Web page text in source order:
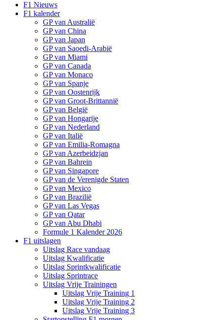
F1 Nieuws
F1 kalender
GP van Australië
GP van China
GP van Japan
GP van Saoedi-Arabië
GP van Miami
GP van Canada
GP van Monaco
GP van Spanje
GP van Oostenrijk
GP van Groot-Brittannië
GP van België
GP van Hongarije
GP van Nederland
GP van Italië
GP van Emilia-Romagna
GP van Azerbeidzjan
GP van Bahrein
GP van Singapore
GP van de Verenigde Staten
GP van Mexico
GP van Brazilië
GP van Las Vegas
GP van Qatar
GP van Abu Dhabi
Formule 1 Kalender 2026
F1 uitslagen
Uitslag Race vandaag
Uitslag Kwalificatie
Uitslag Sprintkwalificatie
Uitslag Sprintrace
Uitslag Vrije Trainingen
Uitslag Vrije Training 1
Uitslag Vrije Training 2
Uitslag Vrije Training 3